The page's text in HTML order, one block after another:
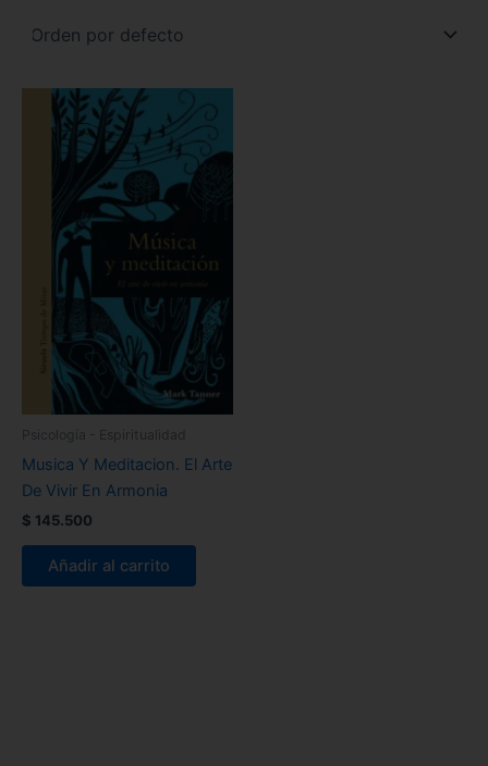
Psicología - Espiritualidad
Musica Y Meditacion. El Arte
De Vivir En Armonia
$ 145.500
Añadir al carrito